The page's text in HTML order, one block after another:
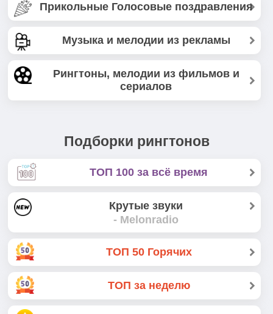
Прикольные Голосовые поздравления
Музыка и мелодии из рекламы
Рингтоны, мелодии из фильмов и
сериалов
Подборки рингтонов
ТОП 100 за всё время
Крутые звуки
- Melonradio
ТОП 50 Горячих
ТОП за неделю